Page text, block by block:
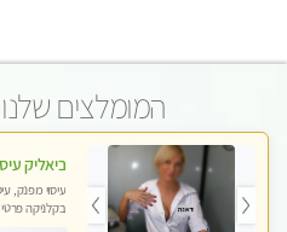
המומלצים
עיסוי מפנק,
בקלניקה